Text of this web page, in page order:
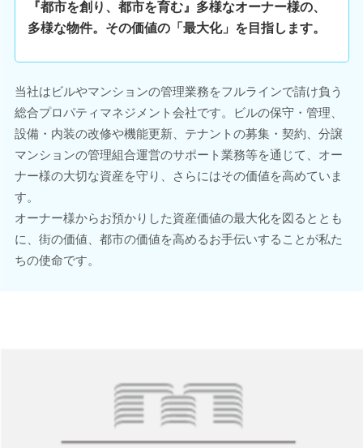
『都市を創り、都市を育む』多様なオーナー様の、
多様な物件。その価値の「最大化」を目指します。
当社はビルやマンションの管理業務をフルラインで請け負う
総合プロパティマネジメント会社です。ビルの保守・管理、
設備・内装の改修や機能更新、テナントの募集・契約、分譲
マンションの管理組合運営のサポート業務等を通じて、オー
ナー様の大切な資産を守り、さらにはその価値を高めていま
す。
オーナー様からお預かりした資産価値の最大化を図るととも
に、街の価値、都市の価値を高めるお手伝いすることが私た
ちの使命です。